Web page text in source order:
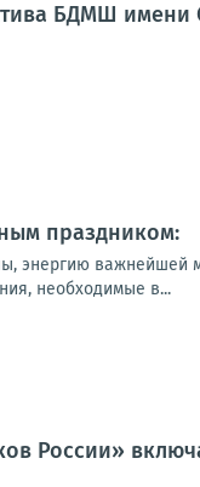
БДМШ имени
праздником:
энергию важнейшей
необходимые в...
России»